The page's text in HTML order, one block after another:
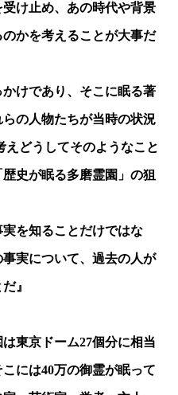
け止め、あの時代や背景
かを考えることが大事だ
けであり、そこに眠る著
の人物たちが当時の状況
どうしてそのようなこと
史が眠る多磨霊園」の狙
実を知ることだけではな
実について、過去の人が
』
東京ドーム27個分に相当
には40万の御霊が眠って